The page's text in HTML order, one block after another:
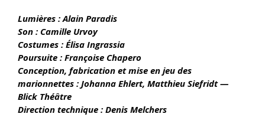
Lumières : Alain Paradis
Son : Camille Urvoy
Costumes : Élisa Ingrassia
Poursuite : Françoise Chapero
Conception, fabrication et mise en jeu des
marionnettes : Johanna Ehlert, Matthieu Siefridt —
Blick Théâtre
Direction technique : Denis Melchers